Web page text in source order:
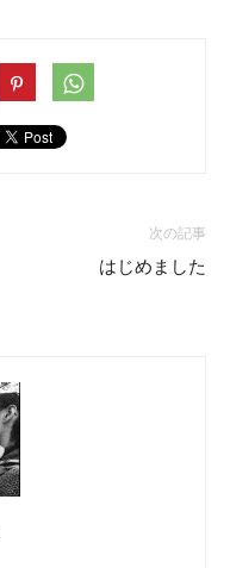
次の記事
はじめました